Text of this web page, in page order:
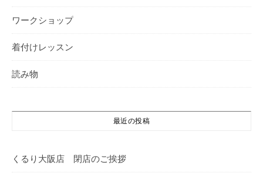
ワークショップ
着付けレッスン
読み物
最近の投稿
くるり大阪店 閉店のご挨拶